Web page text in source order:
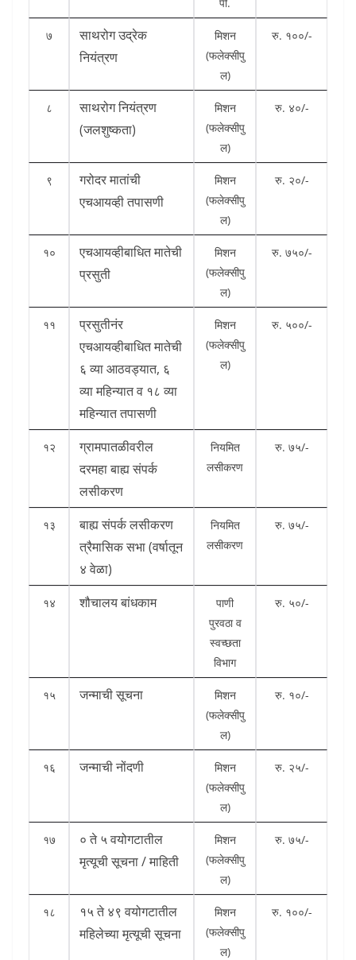
७
साथरोग उद्रेक
नियंत्रण
मिशन
(फलेक्सीपु
ल)
रु. १००/-
८
साथरोग नियंत्रण
(जलशुष्कता)
मिशन
(फलेक्सीपु
ल)
रु. ४०/-
९
गरोदर मातांची
एचआयव्ही तपासणी
मिशन
(फलेक्सीपु
ल)
रु. २०/-
१०
एचआयव्हीबाधित मातेची
प्रसुती
मिशन
(फलेक्सीपु
ल)
रु. ७५०/-
११
प्रसुतीनंर
एचआयव्हीबाधित मातेची
६ व्या आठवड्यात, ६
व्या महिन्यात व १८ व्या
महिन्यात तपासणी
मिशन
(फलेक्सीपु
ल)
रु. ५००/-
१२
ग्रामपातळीवरील
दरमहा बाह्य संपर्क
लसीकरण
नियमित
लसीकरण
रु. ७५/-
१३
बाह्य संपर्क लसीकरण
त्रैमासिक सभा (वर्षातून
४ वेळा)
नियमित
लसीकरण
रु. ७५/-
१४ शौचालय बांधकाम
पाणी
पुरवठा व
स्वच्छता
विभाग
रु. ५०/-
१५ जन्माची सूचना
मिशन
(फलेक्सीपु
ल)
रु. १०/-
१६ जन्माची नोंदणी
मिशन
(फलेक्सीपु
ल)
रु. २५/-
१७
० ते ५ वयोगटातील
मृत्यूची सूचना / माहिती
मिशन
(फलेक्सीपु
ल)
रु. ७५/-
१८
१५ ते ४९ वयोगटातील
महिलेच्या मृत्यूची सूचना
मिशन
(फलेक्सीपु
ल)
रु. १००/-